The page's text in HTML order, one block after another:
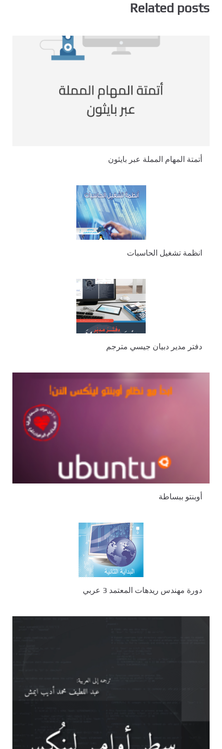
Related posts
أتمتة المهام المملة عبر بايثون
انظمة تشغيل الحاسبات
دفتر مدير دبيان جيسي مترجم
أوبنتو ببساطة
دورة مهندس ريدهات المعتمد 3 عربي